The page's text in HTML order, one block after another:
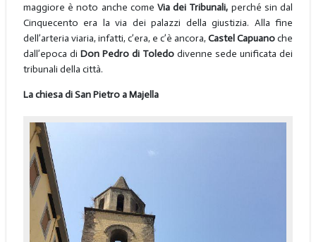
maggiore è noto anche come Via dei Tribunali, perché sin dal
Cinquecento era la via dei palazzi della giustizia. Alla fine
dell’arteria viaria, infatti, c’era, e c’è ancora,Castel Capuanoche
dall’epoca di Don Pedro di Toledo divenne sede unificata dei
tribunali della città.
La chiesa di San Pietro a Majella